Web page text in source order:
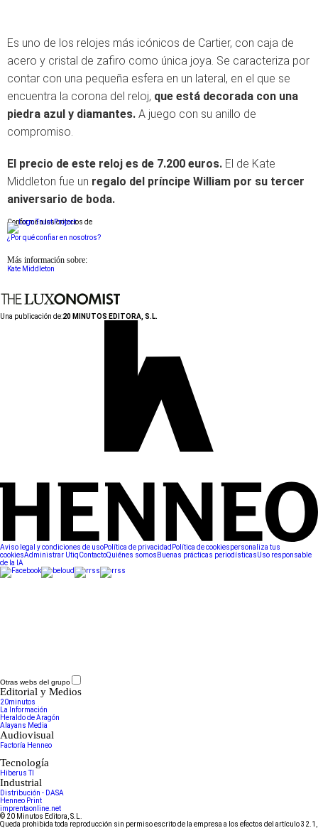
Es uno de los relojes más icónicos de Cartier, con caja de
acero y cristal de zafiro como única joya. Se caracteriza por
contar con una pequeña esfera en un lateral, en el que se
encuentra la corona del reloj, que está decorada con una
piedra azul y diamantes. A juego con su anillo de
compromiso.
El precio de este reloj es de 7.200 euros. El de Kate
Middleton fue un regalo del príncipe William por su tercer
aniversario de boda.
Conforme a los criterios de
¿Por qué confiar en nosotros?
Más información sobre:
Kate Middleton
Una publicación de:20 MINUTOS EDITORA, S.L.
Aviso legal y condiciones de usoPolítica de privacidad Política de cookiespersonaliza tus
cookiesAdministrar UtiqContactoQuiénes somos Buenas prácticas periodísticasUso responsable
de la IA
Otras webs del grupo
Editorial y Medios
20minutos
La Información
Heraldo de Aragón
Alayans Media
Audiovisual
Factoría Henneo
Tecnología
Hiberus TI
Industrial
Distribución - DASA
Henneo Print
imprentaonline.net
© 20 Minutos Editora, S.L.
Queda prohibida toda reproducción sin permiso escrito de la empresa a los efectos del artículo 32.1,